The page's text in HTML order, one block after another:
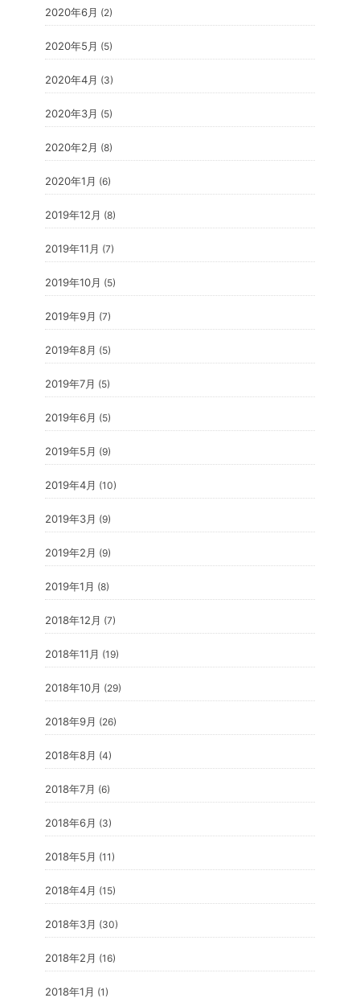
2020年6月 (2)
2020年5月 (5)
2020年4月 (3)
2020年3月 (5)
2020年2月 (8)
2020年1月 (6)
2019年12月 (8)
2019年11月 (7)
2019年10月 (5)
2019年9月 (7)
2019年8月 (5)
2019年7月 (5)
2019年6月 (5)
2019年5月 (9)
2019年4月 (10)
2019年3月 (9)
2019年2月 (9)
2019年1月 (8)
2018年12月 (7)
2018年11月 (19)
2018年10月 (29)
2018年9月 (26)
2018年8月 (4)
2018年7月 (6)
2018年6月 (3)
2018年5月 (11)
2018年4月 (15)
2018年3月 (30)
2018年2月 (16)
2018年1月 (1)